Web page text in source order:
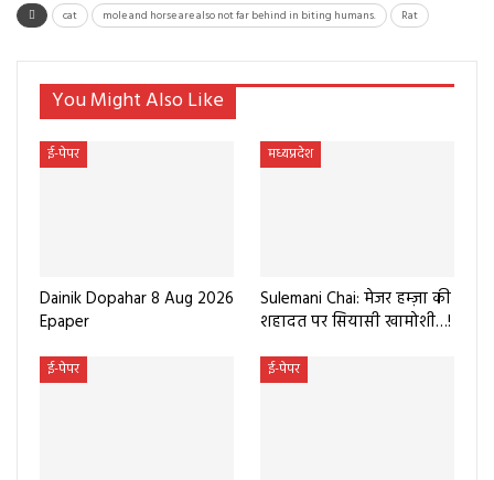
cat mole and horse are also not far behind in biting humans. Rat
You Might Also Like
ई-पेपर
Dainik Dopahar 8 Aug 2026
Epaper
मध्यप्रदेश
Sulemani Chai: मेजर हम्ज़ा की
शहादत पर सियासी खामोशी…!
ई-पेपर ई-पेपर